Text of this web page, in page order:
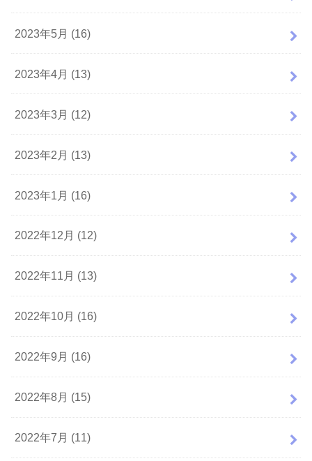
2023年5月 (16)
2023年4月 (13)
2023年3月 (12)
2023年2月 (13)
2023年1月 (16)
2022年12月 (12)
2022年11月 (13)
2022年10月 (16)
2022年9月 (16)
2022年8月 (15)
2022年7月 (11)